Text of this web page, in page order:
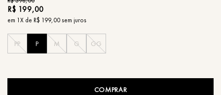
R$ 199,00
em 1X de R$ 199,00sem juros
PP P M G GG
COMPRAR